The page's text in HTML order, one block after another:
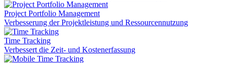
Project Portfolio Management
Verbesserung der Projektleistung und Ressourcennutzung
Time Tracking
Verbessert die Zeit- und Kostenerfassung